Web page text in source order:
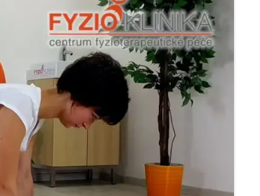
Nabídka léčby ve
FYZIOklinice
Nabídka léčby ve
FYZIOklinice